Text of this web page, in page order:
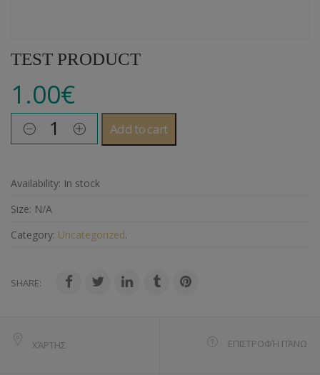
TEST PRODUCT
1.00€
Add to cart
Availability: In stock
Size: N/A
Category: Uncategorized.
SHARE:
ΧΆΡΤΗΣ ΕΠΙΣΤΡΟΦΉ ΠΆΝΩ